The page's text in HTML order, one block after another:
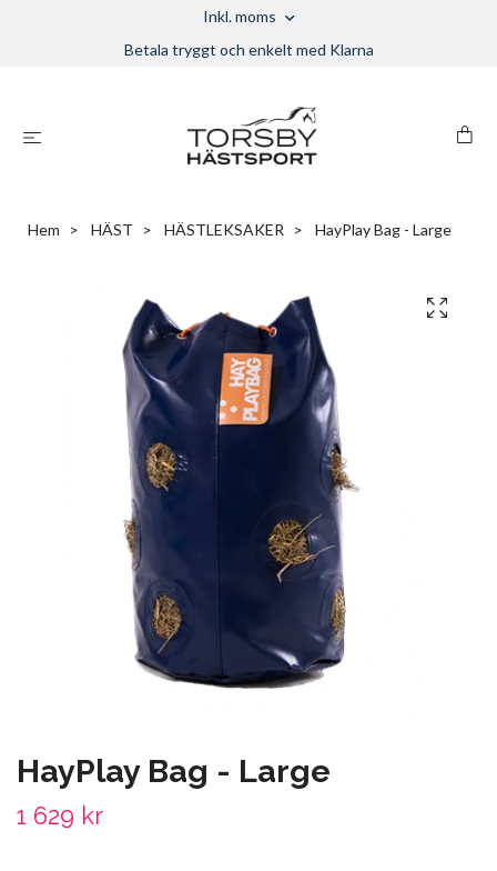
Inkl. moms
Betala tryggt och enkelt med Klarna
Hem HÄST HÄSTLEKSAKER HayPlay Bag - Large
HayPlay Bag - Large
1 629 kr